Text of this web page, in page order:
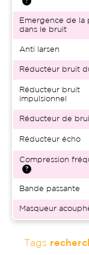
Emergence de la
dans le bruit
Anti larsen
Réducteur bruit
Réducteur bruit
impulsionnel
Réducteur de
Réducteur écho
Compression
Bande passante
Masqueur
Tags